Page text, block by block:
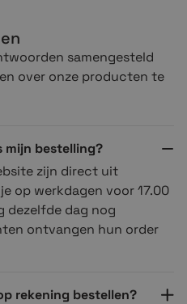
samengesteld
over onze producten te
mijn bestelling?
zijn direct uit
op werkdagen voor 17.00
dezelfde dag nog
ontvangen hun order
rekening bestellen?